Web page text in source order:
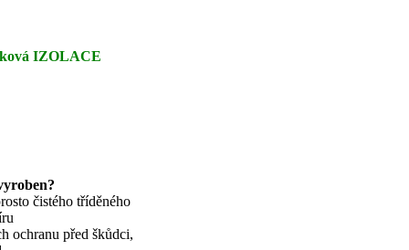
IZOLACE
čistého tříděného
ochranu před škůdci,